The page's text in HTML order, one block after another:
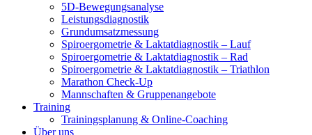
5D-Bewegungsanalyse
Leistungsdiagnostik
Grundumsatzmessung
Spiroergometrie & Laktatdiagnostik – Lauf
Spiroergometrie & Laktatdiagnostik – Rad
Spiroergometrie & Laktatdiagnostik – Triathlon
Marathon Check-Up
Mannschaften & Gruppenangebote
Training
Trainingsplanung & Online-Coaching
Über uns